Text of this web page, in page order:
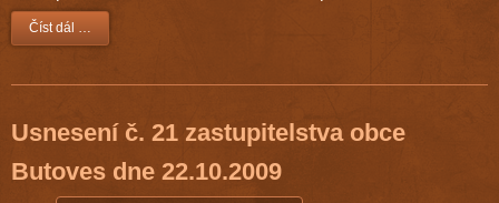
Číst dál …
Usnesení č. 21 zastupitelstva obce
Butoves dne 22.10.2009